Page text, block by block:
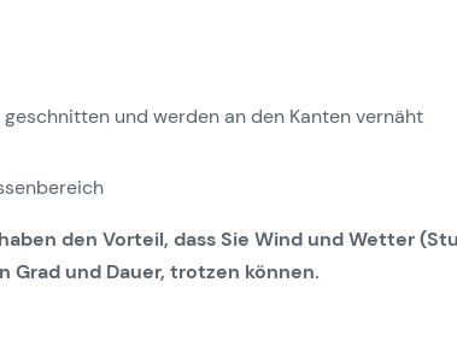
und werden an den Kanten vernäht
den Vorteil, dass Sie Wind und Wetter
Grad und Dauer, trotzen können.